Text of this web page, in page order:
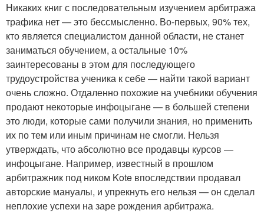
Никаких книг с последовательным изучением арбитража
трафика нет — это бессмысленно. Во-первых, 90% тех,
кто является специалистом данной области, не станет
заниматься обучением, а остальные 10%
заинтересованы в этом для последующего
трудоустройства ученика к себе — найти такой вариант
очень сложно. Отдаленно похожие на учебники обучения
продают некоторые инфоцыгане — в большей степени
это люди, которые сами получили знания, но применить
их по тем или иным причинам не смогли. Нельзя
утверждать, что абсолютно все продавцы курсов —
инфоцыгане. Например, известный в прошлом
арбитражник под ником Kote впоследствии продавал
авторские мануалы, и упрекнуть его нельзя — он сделал
неплохие успехи на заре рождения арбитража.